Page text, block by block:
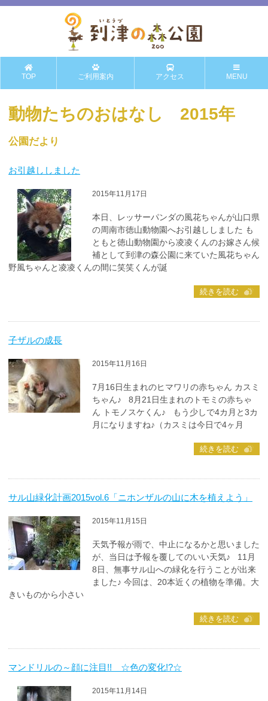
TOP ご利用案内 アクセス MENU
動物たちのおはなし 2015年
公園だより
お引越ししました
2015年11月17日
本日、レッサーパンダの風花ちゃんが山口県
の周南市徳山動物園へお引越ししました も
ともと徳山動物園から凌凌くんのお嫁さん候
補として到津の森公園に来ていた風花ちゃん
野風ちゃんと凌凌くんの間に笑笑くんが誕
続きを読む
子ザルの成長
2015年11月16日
7月16日生まれのヒマワリの赤ちゃん カスミ
ちゃん♪ 8月21日生まれのトモミの赤ちゃ
ん トモノスケくん♪ もう少しで4カ月と3カ
月になりますね♪（カスミは今日で4ヶ月
続きを読む
サル山緑化計画2015vol.6「ニホンザルの山に木を植えよう」
2015年11月15日
天気予報が雨で、中止になるかと思いました
が、当日は予報を覆してのいい天気♪ 11月
8日、無事サル山への緑化を行うことが出来
ました♪ 今回は、20本近くの植物を準備。大
きいものから小さい
続きを読む
マンドリルの～顔に注目!! ☆色の変化!?☆
2015年11月14日